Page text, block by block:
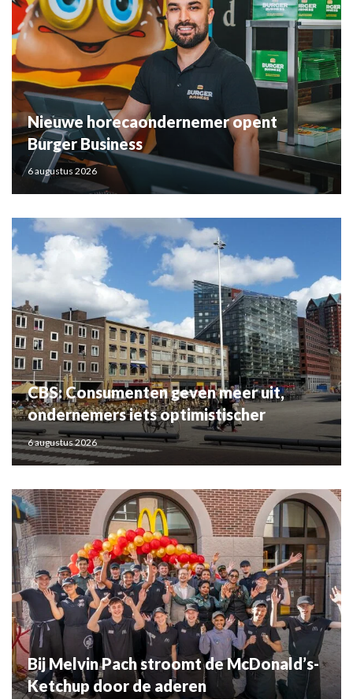
Nieuwe horecaondernemer opent
Burger Business
6 augustus 2026
CBS: Consumenten geven meer uit,
ondernemers iets optimistischer
6 augustus 2026
Bij Melvin Pach stroomt de McDonald’s-
Ketchup door de aderen